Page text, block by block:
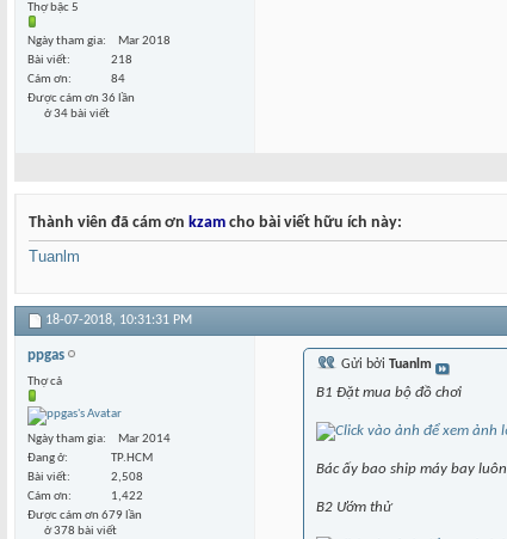
Thợ bậc 5
Ngày tham gia
Mar 2018
Bài viết
218
Cám ơn
84
Được cám ơn 36 lần
ở 34 bài viết
Thành viên đã cám ơn kzam cho bài viết hữu ích này:
Tuanlm
18-07-2018, 10:31:31 PM
ppgas
Thợ cả
Ngày tham gia
Mar 2014
Đang ở
TP.HCM
Bài viết
2,508
Cám ơn
1,422
Được cám ơn 679 lần
ở 378 bài viết
Gửi bởi Tuanlm
B1 Đặt mua bộ đồ chơi
Bác ấy bao ship máy bay luôn
B2 Ướm thử